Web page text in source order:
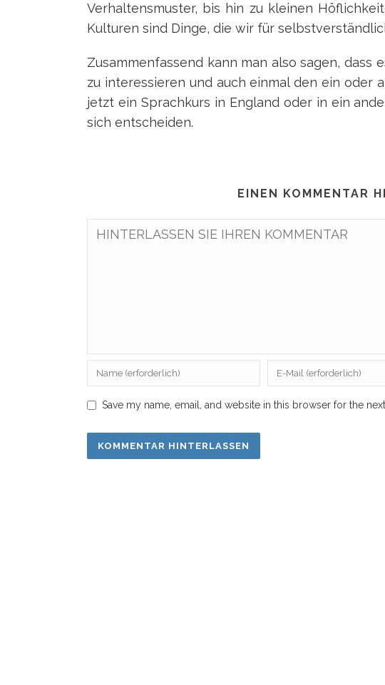
Verhaltensmuster, bis hin zu kleinen
Kulturen sind Dinge, die wir für
Zusammenfassend kann man also sagen, dass
zu interessieren und auch einmal den ein oder
jetzt ein Sprachkurs in England oder in ein
sich entscheiden.
EINEN KOMMENTAR
Save my name, email, and website in this browser for the